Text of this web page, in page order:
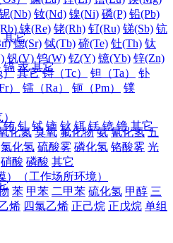
(Nb) 钕(Nd) 镍(Ni) 磷(P) 铅(Pb)
铼(Re) 铑(Rh) 钌(Ru) 锑(Sb) 钪
锶(Sr) 铽(Tb) 碲(Te) 钍(Th) 钛
钒(V) 钨(W) 钇(Y) 镱(Yb) 锌(Zn)
） 其它 锝（Tc） 钽（Ta）
钋
） 镭（Ra） 钷（Pm）
镤
化氮 臭氧 氟化物 氨 氰化氢 五
氯化氢 硫酸雾 磷化氢 铬酸雾 光
硝酸 磷酸 其它
（工作场所环境）
苯 甲苯 二甲苯 硫化氢 甲醇 三
烯 四氯乙烯 正己烷 正戊烷 单组
其它
镉 汞 其它
铕 钆 铽 镝 钬 铒 铥 镱 镥 其它